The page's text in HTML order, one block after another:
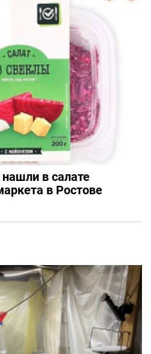
в салате
в Ростове